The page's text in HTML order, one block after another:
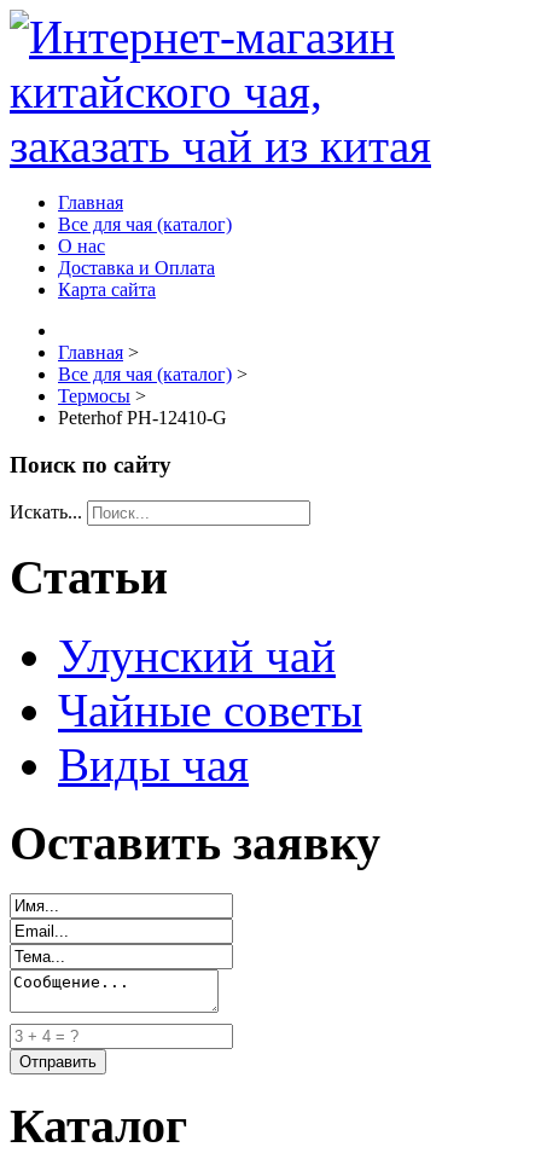
Главная
Все для чая (каталог)
О нас
Доставка и Оплата
Карта сайта
Главная >
Все для чая (каталог) >
Термосы >
Peterhof PH-12410-G
Поиск по сайту
Искать...
Статьи
Улунский чай
Чайные советы
Виды чая
Оставить заявку
Каталог